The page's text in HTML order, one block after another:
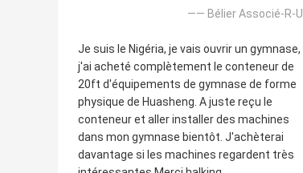
—— Bélier Associé-R-U
Je suis le Nigéria, je vais ouvrir un gymnase,
j'ai acheté complètement le conteneur de
20ft d'équipements de gymnase de forme
physique de Huasheng. A juste reçu le
conteneur et aller installer des machines
dans mon gymnase bientôt. J'achèterai
davantage si les machines regardent très